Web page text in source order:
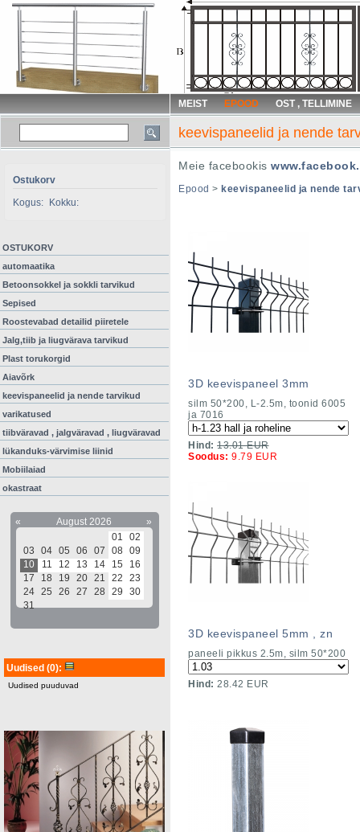
MEIST EPOOD OST , TELLIMINE
keevispaneelid ja nende
Ostukorv
Kogus:
Kokku:
OSTUKORV
automaatika
Betoonsokkel ja sokkli tarvikud
Sepised
Roostevabad detailid piiretele
Jalg,tiib ja liugvärava tarvikud
Plast torukorgid
Aiavõrk
keevispaneelid ja nende tarvikud
varikatused
tiibväravad , jalgväravad , liugväravad
lükanduks-värvimise liinid
Mobiilaiad
okastraat
« August 2026
»
01
02
03
04 05 06 07 08 09
10
11 12 13 14 15
16
17
18 19 20 21 22
23
24 25 26 27 28 29
30
31
Uudised (0):
Uudised puuduvad
Meie facebookis
Epood > keevispaneelid ja nende
3D keevispaneel 3mm
silm 50*200, L-2.5m, toonid 6005
ja 7016
Hind: 13.01 EUR
Soodus: 9.79 EUR
3D keevispaneel 5mm , zn
paneeli pikkus 2.5m, silm 50*200
Hind: 28.42 EUR